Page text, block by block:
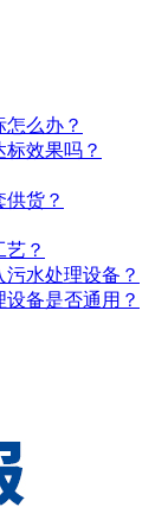
么办？
效果吗？
货？
？
水处理设备？
备是否通用？